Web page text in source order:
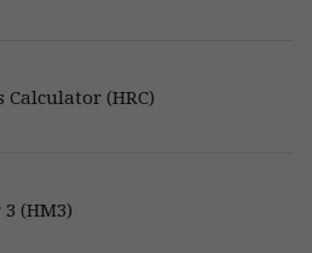
Calculator (HRC)
(HM3)